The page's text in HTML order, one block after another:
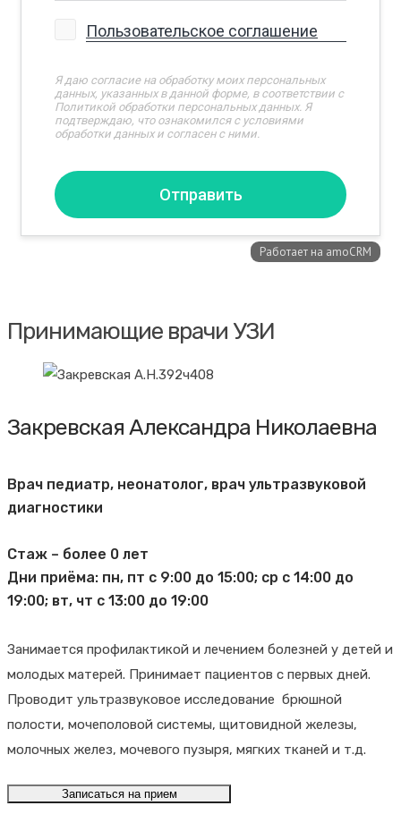
Принимающие врачи УЗИ
Закревская Александра Николаевна
Врач педиатр, неонатолог, врач ультразвуковой
диагностики
Стаж – более 0 лет
Дни приёма: пн, пт с 9:00 до 15:00; ср с 14:00 до
19:00; вт, чт с 13:00 до 19:00
Занимается профилактикой и лечением болезней у детей и
молодых матерей. Принимает пациентов с первых дней.
Проводит ультразвуковое исследование брюшной
полости, мочеполовой системы, щитовидной железы,
молочных желез, мочевого пузыря, мягких тканей и т.д.
Записаться на прием